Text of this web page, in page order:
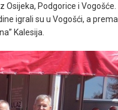
Podgorice i Vogošće.
igrali su u Vogošći, a prema
Kalesija.